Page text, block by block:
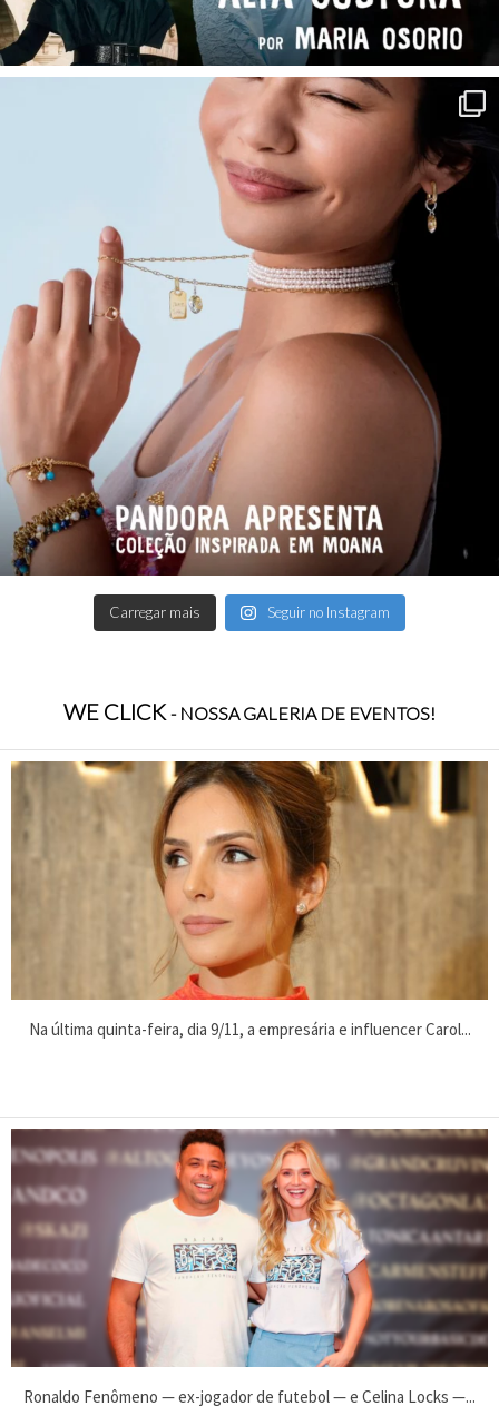
Carregar mais Seguir no Instagram
WE CLICK - NOSSA GALERIA DE EVENTOS!
Na última quinta-feira, dia 9/11, a empresária e influencer Carol...
Ronaldo Fenômeno — ex-jogador de futebol — e Celina Locks —...